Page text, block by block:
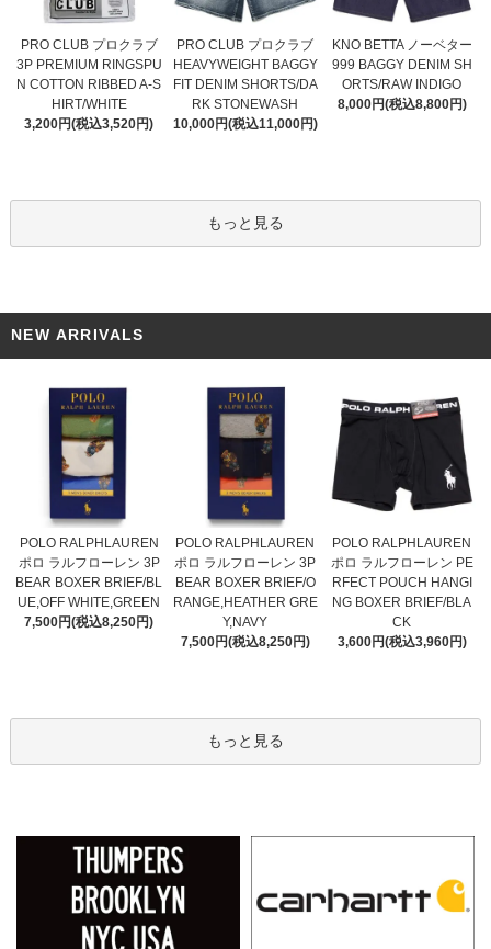
PRO CLUB プロクラブ
3P PREMIUM RINGSPU
N COTTON RIBBED A-S
HIRT/WHITE
3,200円(税込3,520円)
PRO CLUB プロクラブ
HEAVYWEIGHT BAGGY
FIT DENIM SHORTS/DA
RK STONEWASH
10,000円(税込11,000円)
KNO BETTA ノーベター
999 BAGGY DENIM SH
ORTS/RAW INDIGO
8,000円(税込8,800円)
もっと見る
NEW ARRIVALS
POLO RALPHLAUREN
ポロ ラルフローレン 3P
BEAR BOXER BRIEF/BL
UE,OFF WHITE,GREEN
7,500円(税込8,250円)
POLO RALPHLAUREN
ポロ ラルフローレン 3P
BEAR BOXER BRIEF/O
RANGE,HEATHER GRE
Y,NAVY
7,500円(税込8,250円)
POLO RALPHLAUREN
ポロ ラルフローレン PE
RFECT POUCH HANGI
NG BOXER BRIEF/BLA
CK
3,600円(税込3,960円)
もっと見る